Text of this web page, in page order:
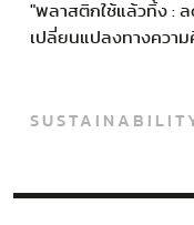
"พลาสติกใช้แล้วทิ้ง :
เปลี่ยนแปลงทางความ